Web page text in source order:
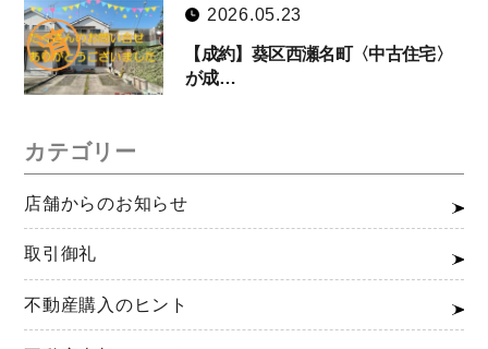
2026.05.23
【成約】葵区西瀬名町〈中古住宅〉
が成…
カテゴリー
店舗からのお知らせ
取引御礼
不動産購入のヒント